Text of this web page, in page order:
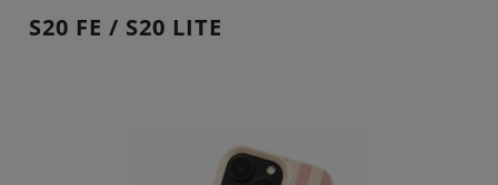
S20 FE / S20 LITE